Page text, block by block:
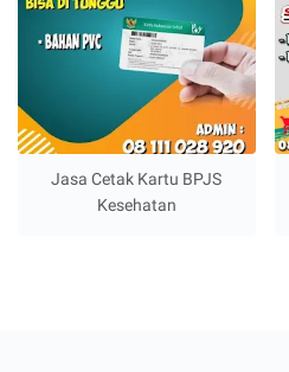
Jasa Cetak Kartu BPJS
Kesehatan